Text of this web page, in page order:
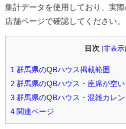
集計データを使用しており、実
店舗ページで確認してください。
目次 [非表示]
1 群馬県のQBハウス掲載範囲
2 群馬県のQBハウス・座席が空
3 群馬県のQBハウス・混雑カレン
4 関連ページ